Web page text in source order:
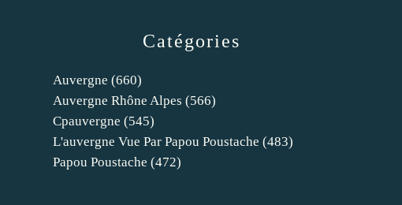
Catégories
Auvergne (660)
Auvergne Rhône Alpes (566)
Cpauvergne (545)
L'auvergne Vue Par Papou Poustache (483)
Papou Poustache (472)